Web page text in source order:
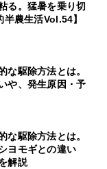
る。猛暑を乗り切
農生活Vol.54】
な駆除方法とは。
や、発生原因・予
な駆除方法とは。
ヨモギとの違い
解説